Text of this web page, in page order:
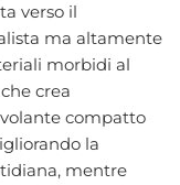
verso il
ma altamente
morbidi al
crea
compatto
la
mentre